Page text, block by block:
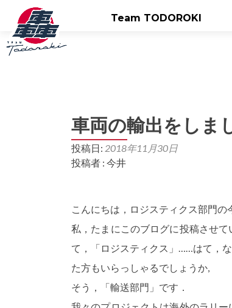
Team TODOROKI
車両の輸出をしま
投稿日: 2018年11月30日
投稿者 : 今井
こんにちは，ロジスティクス部門の
私，たまにこのブログに投稿させ
て，「ロジスティクス」……はて，
た方もいらっしゃるでしょうか,
そう，「輸送部門」です．